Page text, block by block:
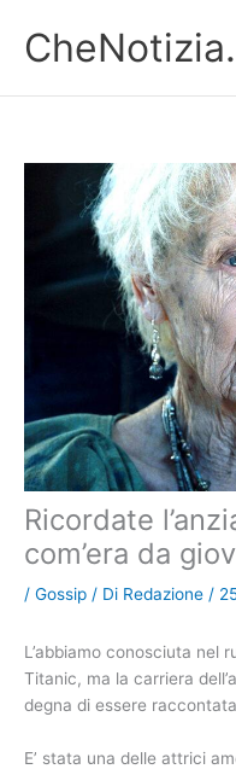
contenuto
Ricordate
com’era da
/ Gossip / Di Redazione /
L’abbiamo conosciuta nel
Titanic, ma la carriera
degna di essere
E’ stata una delle attrici